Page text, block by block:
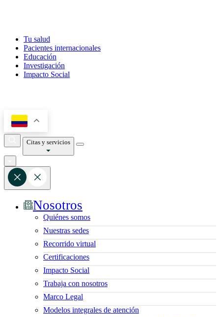
Tu salud
Pacientes internacionales
Educación
Investigación
Impacto Social
Citas y servicios
Nosotros
Quiénes somos
Nuestras sedes
Recorrido virtual
Certificaciones
Impacto Social
Trabaja con nosotros
Marco Legal
Modelos integrales de atención